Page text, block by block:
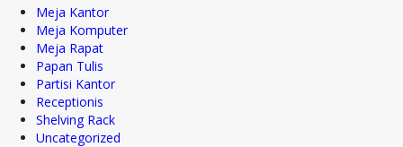
Meja Kantor
Meja Komputer
Meja Rapat
Papan Tulis
Partisi Kantor
Receptionis
Shelving Rack
Uncategorized